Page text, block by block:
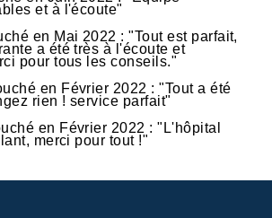
et à l'écoute"
en Mai 2022 : "Tout est parfait,
a été très à l'écoute et
pour tous les conseils."
en Février 2022 : "Tout a été
rien ! service parfait"
en Février 2022 : "L'hôpital
merci pour tout !"